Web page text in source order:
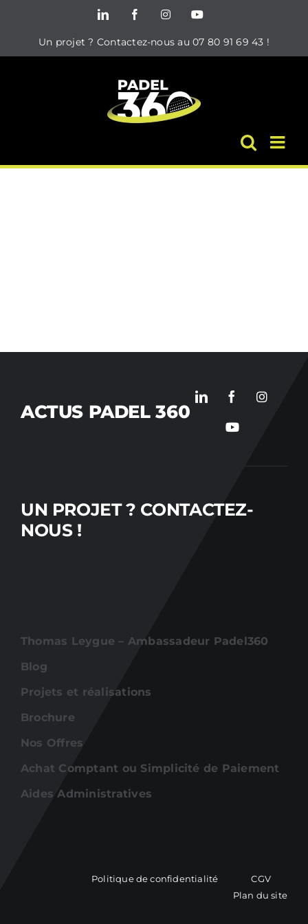
contenu
LinkedInFacebookInstagramYouTube
Un projet ? Contactez-nous au 07 80 91 69 43 !
ACTUS PADEL 360
UN PROJET ? CONTACTEZ-
NOUS !
Thomas Leygue – Ambassadeur Padel360
Blog
Projets et réalisations
Brochure
Nos Offres
Achat Comptant ou Simplicité de Paiement
Aides Administratives
Politique de confidentialité
CGV
Plan du site